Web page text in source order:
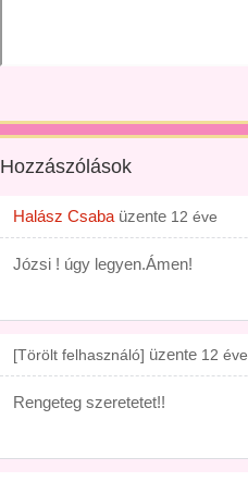
Hozzászólások
Halász Csaba üzente 12 éve
Józsi ! úgy legyen.Ámen!
[Törölt felhasználó] üzente 12 éve
Rengeteg szeretetet!!